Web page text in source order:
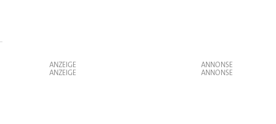
ANZEIGE
ANZEIGE